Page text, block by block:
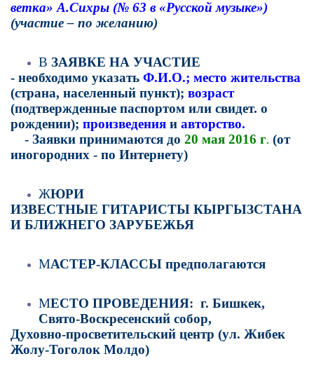
(участие – по желанию)
В ЗАЯВКЕ НА УЧАСТИЕ
- необходимо указать Ф.И.О.; место жительства
(страна, населенный пункт);
возраст
(подтвержденные паспортом или свидет. о
рождении); произведения и авторство.
- Заявки принимаются до 20 мая 2016 г. (от
иногородних - по Интернету)
ЖЮРИ
ИЗВЕСТНЫЕ ГИТАРИСТЫ КЫРГЫЗСТАНА
И БЛИЖНЕГО ЗАРУБЕЖЬЯ
МАСТЕР-КЛАССЫ предполагаются
МЕСТО ПРОВЕДЕНИЯ: г. Бишкек,
Свято-Воскресенский собор,
Духовно-просветительский центр (ул. Жибек
Жолу-Тоголок Молдо)